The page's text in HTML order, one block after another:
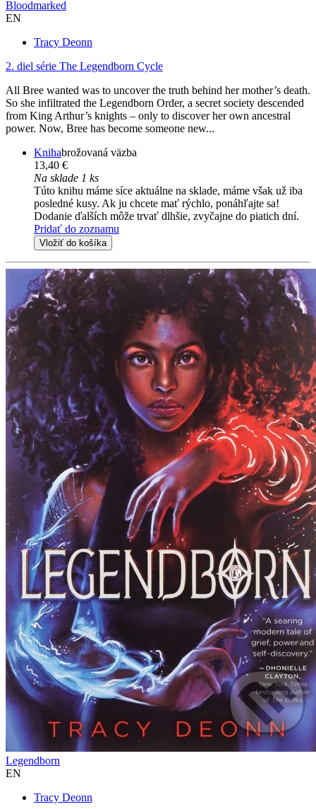
Bloodmarked
EN
Tracy Deonn
2. diel série The Legendborn Cycle
All Bree wanted was to uncover the truth behind her mother’s death.
So she infiltrated the Legendborn Order, a secret society descended
from King Arthur’s knights – only to discover her own ancestral
power. Now, Bree has become someone new...
Knihabrožovaná väzba
13,40 €
Na sklade 1 ks
Túto knihu máme síce aktuálne na sklade, máme však už iba
posledné kusy. Ak ju chcete mať rýchlo, ponáhľajte sa!
Dodanie ďalších môže trvať dlhšie, zvyčajne do piatich dní.
Pridať do zoznamu
Vložiť do košíka
Legendborn
EN
Tracy Deonn